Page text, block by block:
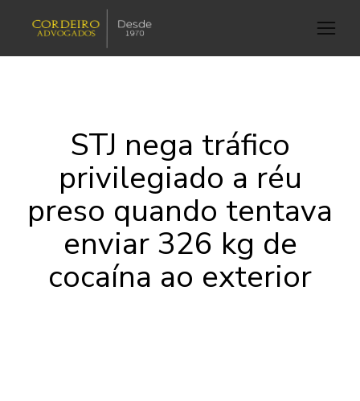
STJ nega tráfico
privilegiado a réu
preso quando tentava
enviar 326 kg de
cocaína ao exterior